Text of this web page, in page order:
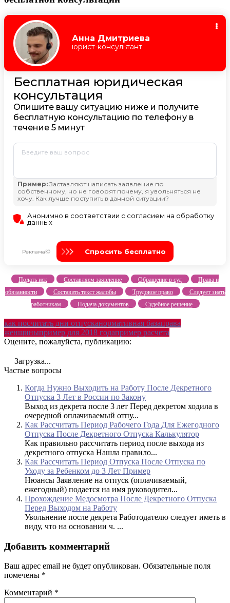
Подать иск Составляем заявление Обращение в суд
Права и
обязанности
Составить текст жалобы Трудовое право
Следует знать
работникам
Подача документов Судебное решение
как посчитать дни отпусканормативная базаправа
женщиныпример для 2018 годапример расчета
Оцените, пожалуйста, публикацию:
Загрузка...
Частые вопросы
Когда Нужно Выходить на Работу После Декретного
Отпуска 3 Лет в России по Закону
Выход из декрета после 3 лет Перед декретом ходила в
очередной оплачиваемый отпу...
Как Рассчитать Период Рабочего Года Для Ежегодного
Отпуска После Декретного Отпуска Калькулятор
Как правильно рассчитать период после выхода из
декретного отпуска Нашла правило...
Как Рассчитать Период Отпуска После Отпуска по
Уходу за Ребенком до 3 Лет Пример
Нюансы Заявление на отпуск (оплачиваемый,
ежегодный) подается на имя руководител...
Прохождение Медосмотра После Декретного Отпуска
Перед Выходом на Работу
Увольнение после декрета Работодателю следует иметь в
виду, что на основании ч. ...
Добавить комментарий
Ваш адрес email не будет опубликован. Обязательные поля
помечены *
Комментарий *